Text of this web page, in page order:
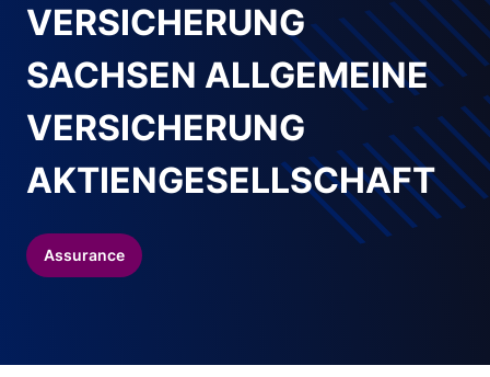
VERSICHERUNG
SACHSEN ALLGEMEINE
VERSICHERUNG
AKTIENGESELLSCHAFT
Assurance